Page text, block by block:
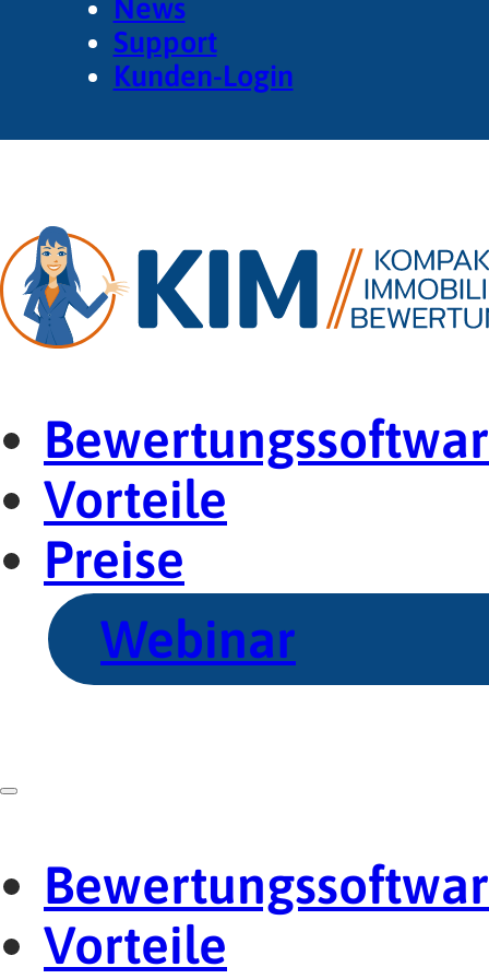
News
Support
Kunden-Login
Vorteile
Preise
Webinar
Vorteile